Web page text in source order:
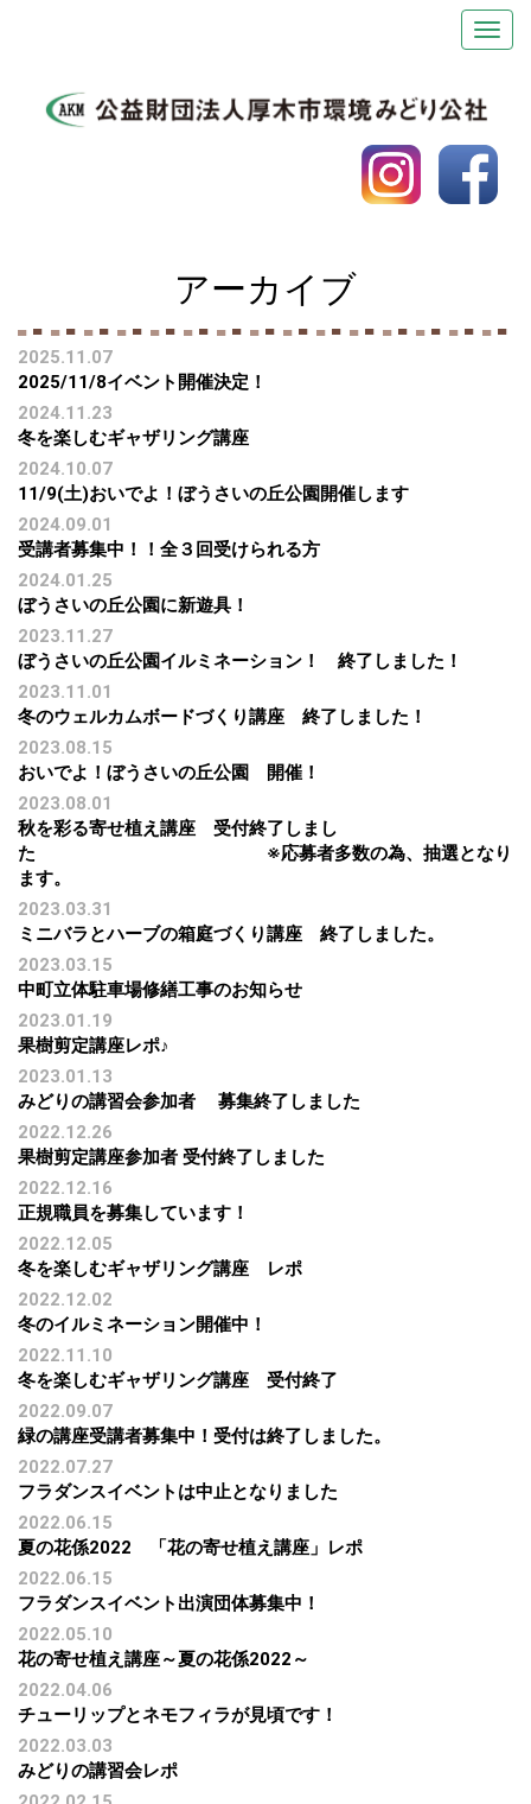
アーカイブ
2025.11.07
2025/11/8イベント開催決定！
2024.11.23
冬を楽しむギャザリング講座
2024.10.07
11/9(土)おいでよ！ぼうさいの丘公園開催します
2024.09.01
受講者募集中！！全３回受けられる方
2024.01.25
ぼうさいの丘公園に新遊具！
2023.11.27
ぼうさいの丘公園イルミネーション！ 終了しました！
2023.11.01
冬のウェルカムボードづくり講座 終了しました！
2023.08.15
おいでよ！ぼうさいの丘公園 開催！
2023.08.01
秋を彩る寄せ植え講座 受付終了しまし
た ※応募者多数の為、抽選となり
ます。
2023.03.31
ミニバラとハーブの箱庭づくり講座 終了しました。
2023.03.15
中町立体駐車場修繕工事のお知らせ
2023.01.19
果樹剪定講座レポ♪
2023.01.13
みどりの講習会参加者 募集終了しました
2022.12.26
果樹剪定講座参加者 受付終了しました
2022.12.16
正規職員を募集しています！
2022.12.05
冬を楽しむギャザリング講座 レポ
2022.12.02
冬のイルミネーション開催中！
2022.11.10
冬を楽しむギャザリング講座 受付終了
2022.09.07
緑の講座受講者募集中！受付は終了しました。
2022.07.27
フラダンスイベントは中止となりました
2022.06.15
夏の花係2022 「花の寄せ植え講座」レポ
2022.06.15
フラダンスイベント出演団体募集中！
2022.05.10
花の寄せ植え講座～夏の花係2022～
2022.04.06
チューリップとネモフィラが見頃です！
2022.03.03
みどりの講習会レポ